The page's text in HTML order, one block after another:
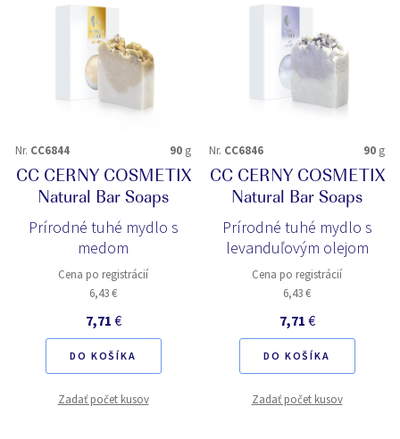
Nr. CC6844 90 g
CC CERNY COSMETIX
Natural Bar Soaps
Prírodné tuhé mydlo s
medom
Cena po registrácií
6,43 €
7,71 €
DO KOŠÍKA
Zadať počet kusov
Nr. CC6846 90 g
CC CERNY COSMETIX
Natural Bar Soaps
Prírodné tuhé mydlo s
levanduľovým olejom
Cena po registrácií
6,43 €
7,71 €
DO KOŠÍKA
Zadať počet kusov